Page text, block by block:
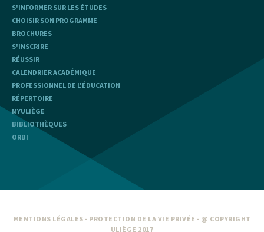
S'INFORMER SUR LES ÉTUDES
CHOISIR SON PROGRAMME
BROCHURES
S'INSCRIRE
RÉUSSIR
CALENDRIER ACADÉMIQUE
PROFESSIONNEL DE L'ÉDUCATION
RÉPERTOIRE
MYULIÈGE
BIBLIOTHÈQUES
ORBI
MENTIONS LÉGALES - PROTECTION DE LA VIE PRIVÉE - @ COPYRIGHT
ULIÈGE 2017